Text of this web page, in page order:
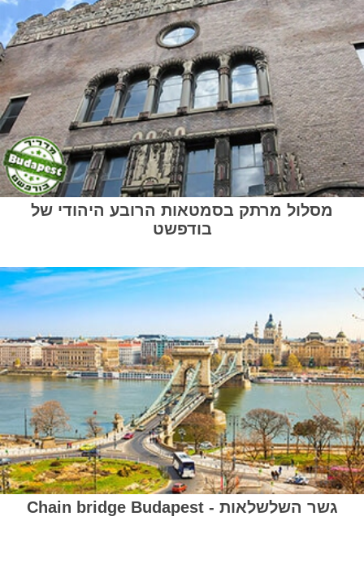
מסלול מרתק בסמטאות הרובע היהודי של
בודפשט
גשר השלשלאות - Chain bridge Budapest